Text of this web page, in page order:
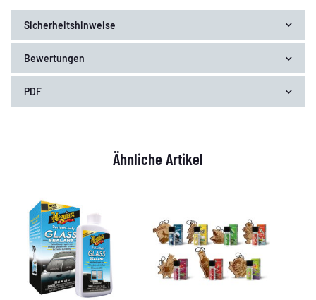
Sicherheitshinweise
Bewertungen
PDF
Ähnliche Artikel